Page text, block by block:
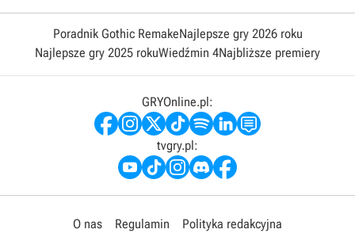
Poradnik Gothic RemakeNajlepsze gry 2026 roku
Najlepsze gry 2025 rokuWiedźmin 4Najbliższe premiery
GRYOnline.pl:
tvgry.pl:
O nas Regulamin Polityka redakcyjna